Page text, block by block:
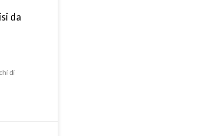
da
di